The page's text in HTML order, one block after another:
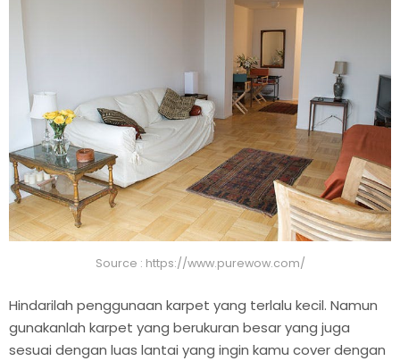
Source : https://www.purewow.com/
Hindarilah penggunaan karpet yang terlalu kecil. Namun
gunakanlah karpet yang berukuran besar yang juga
sesuai dengan luas lantai yang ingin kamu cover dengan